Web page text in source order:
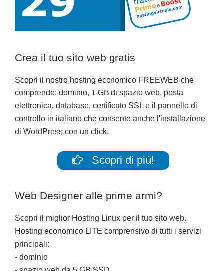
Crea il tuo sito web gratis
Scopri il nostro hosting economico FREEWEB che
comprende: dominio, 1 GB di spazio web, posta
elettronica, database, certificato SSL e il pannello di
controllo in italiano che consente anche l'installazione
di WordPress con un click.
Scopri di più!
Web Designer alle prime armi?
Scopri il miglior Hosting Linux per il tuo sito web.
Hosting economico LITE comprensivo di tutti i servizi
principali:
- dominio